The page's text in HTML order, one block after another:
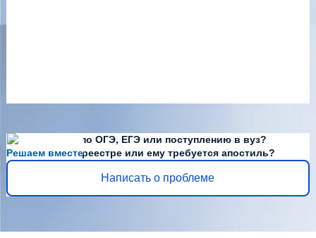
Решаем вместе
Есть вопросы по ОГЭ, ЕГЭ или поступлению в вуз?
Диплома нет в реестре или ему требуется апостиль?
Написать о проблеме